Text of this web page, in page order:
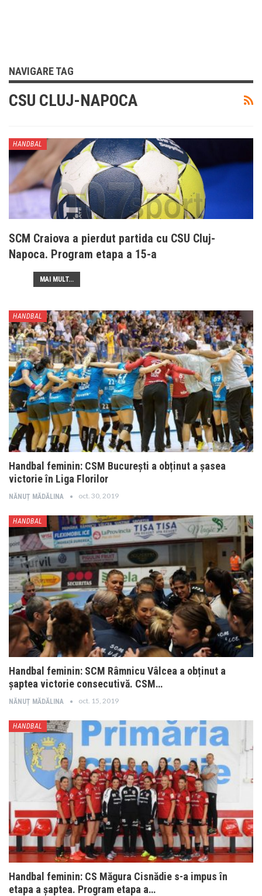
NAVIGARE TAG
CSU CLUJ-NAPOCA
HANDBAL
SCM Craiova a pierdut partida cu CSU Cluj-
Napoca. Program etapa a 15-a
MAI MULT...
HANDBAL
Handbal feminin: CSM București a obținut a șasea
victorie în Liga Florilor
NĂNUȚ MĂDĂLINA oct. 30, 2019
HANDBAL
Handbal feminin: SCM Râmnicu Vâlcea a obținut a
șaptea victorie consecutivă. CSM…
NĂNUȚ MĂDĂLINA oct. 15, 2019
HANDBAL
Handbal feminin: CS Măgura Cisnădie s-a impus în
etapa a șaptea. Program etapa a…